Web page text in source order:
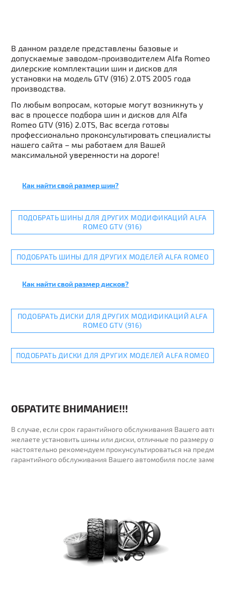
В данном разделе представлены базовые и
допускаемые заводом-производителем Alfa Romeo
дилерские комплектации шин и дисков для
установки на модель GTV (916) 2.0TS 2005 года
производства.
По любым вопросам, которые могут возникнуть у
вас в процессе подбора шин и дисков для Alfa
Romeo GTV (916) 2.0TS, Вас всегда готовы
профессионально проконсультировать специалисты
нашего сайта – мы работаем для Вашей
максимальной уверенности на дороге!
Как найти свой размер шин?
ПОДОБРАТЬ ШИНЫ ДЛЯ ДРУГИХ МОДИФИКАЦИЙ ALFA
ROMEO GTV (916)
ПОДОБРАТЬ ШИНЫ ДЛЯ ДРУГИХ МОДЕЛЕЙ ALFA ROMEO
Как найти свой размер дисков?
ПОДОБРАТЬ ДИСКИ ДЛЯ ДРУГИХ МОДИФИКАЦИЙ ALFA
ROMEO GTV (916)
ПОДОБРАТЬ ДИСКИ ДЛЯ ДРУГИХ МОДЕЛЕЙ ALFA ROMEO
ОБРАТИТЕ ВНИМАНИЕ!!!
В случае, если срок гарантийного обслуживания Вашего
желаете установить шины или диски, отличные по размеру от
настоятельно рекомендуем прокунсультироваться на предмет
гарантийного обслуживания Вашего автомобиля после